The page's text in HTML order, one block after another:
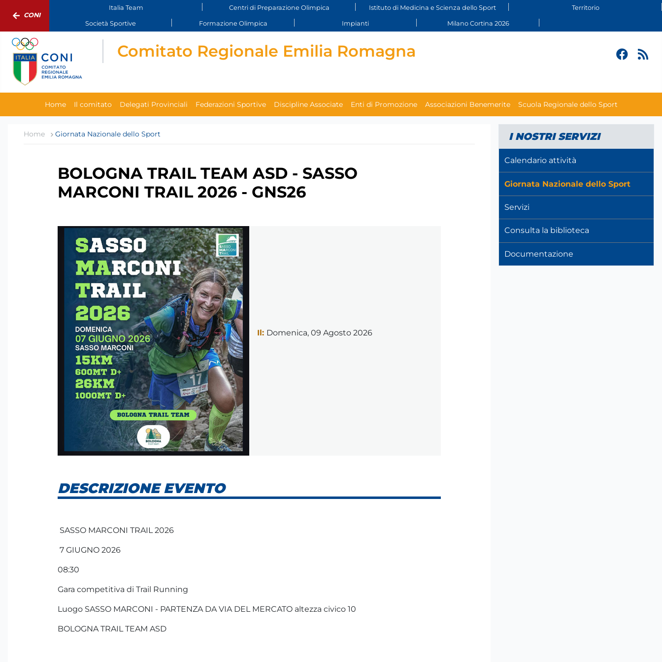
CONI
Italia Team Centri di Preparazione Olimpica Istituto di Medicina e Scienza dello Sport Territorio
Società Sportive Formazione Olimpica Impianti Milano Cortina 2026
Comitato Regionale Emilia Romagna
Home Il comitato Delegati Provinciali Federazioni Sportive Discipline Associate Enti di Promozione Associazioni Benemerite Scuola Regionale dello Sport
Home Giornata Nazionale dello Sport
BOLOGNA TRAIL TEAM ASD - SASSO
MARCONI TRAIL 2026 - GNS26
Il: Domenica, 09 Agosto 2026
DESCRIZIONE EVENTO
SASSO MARCONI TRAIL 2026
7 GIUGNO 2026
08:30
Gara competitiva di Trail Running
Luogo SASSO MARCONI - PARTENZA DA VIA DEL MERCATO altezza civico 10
BOLOGNA TRAIL TEAM ASD
I NOSTRI SERVIZI
Calendario attività
Giornata Nazionale dello Sport
Servizi
Consulta la biblioteca
Documentazione